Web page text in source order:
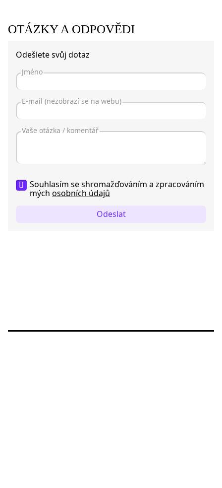
OTÁZKY A ODPOVĚDI
Odešlete svůj dotaz
Souhlasím se shromažďováním a zpracováním
mých osobních údajů
Odeslat